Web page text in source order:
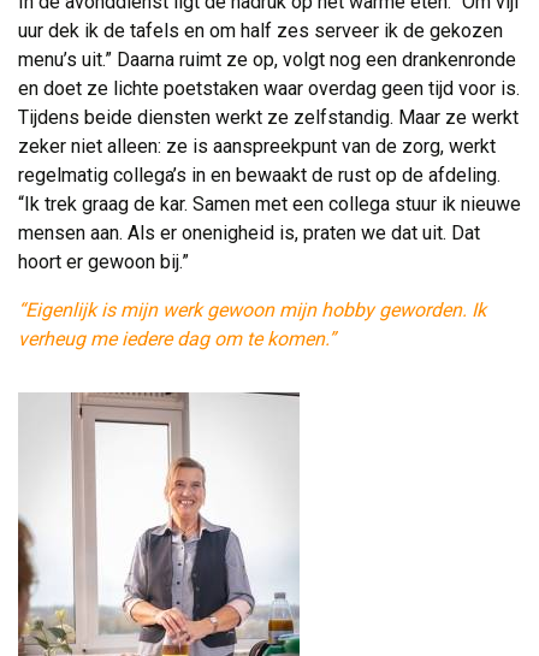
uur dek ik de tafels en om half zes serveer ik de gekozen
menu’s uit.” Daarna ruimt ze op, volgt nog een drankenronde
en doet ze lichte poetstaken waar overdag geen tijd voor is.
Tijdens beide diensten werkt ze zelfstandig. Maar ze werkt
zeker niet alleen: ze is aanspreekpunt van de zorg, werkt
regelmatig collega’s in en bewaakt de rust op de afdeling.
“Ik trek graag de kar. Samen met een collega stuur ik nieuwe
mensen aan. Als er onenigheid is, praten we dat uit. Dat
hoort er gewoon bij.”
“Eigenlijk is mijn werk gewoon mijn hobby geworden. Ik
verheug me iedere dag om te komen.”